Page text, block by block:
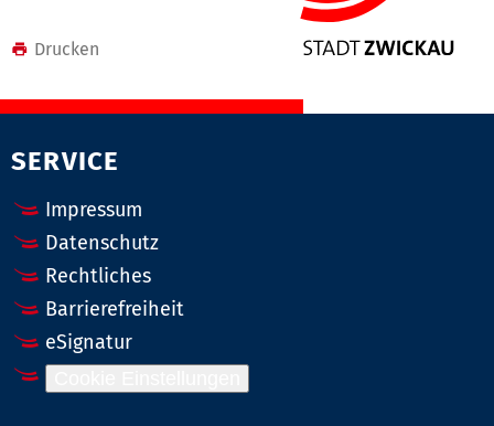
Drucken
SERVICE
Impressum
Datenschutz
Rechtliches
Barrierefreiheit
eSignatur